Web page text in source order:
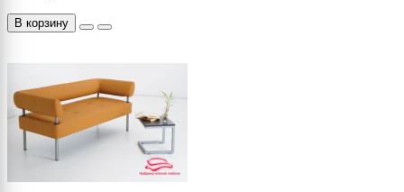
В корзину